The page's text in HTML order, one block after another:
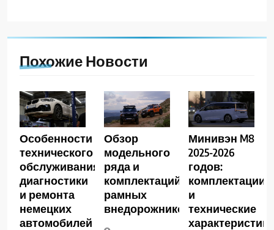
Похожие Новости
Особенности
технического
обслуживания,
диагностики
и ремонта
немецких
автомобилей
Обзор
модельного
ряда и
комплектаций
рамных
внедорожников
Минивэн M8
2025-2026
годов:
комплектации
и
технические
характеристики